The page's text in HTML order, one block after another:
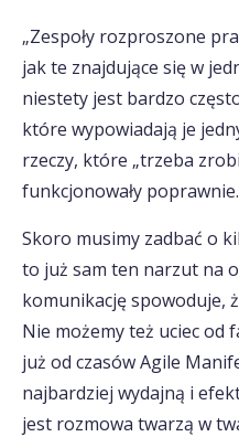
„Zespoły rozproszone
jak te znajdujące się w
niestety jest bardzo
które wypowiadają je
rzeczy, które „trzeba
funkcjonowały poprawnie.
Skoro musimy zadbać o
to już sam ten narzut na
komunikację spowoduje,
Nie możemy też uciec od
już od czasów Agile
najbardziej wydajną i
jest rozmowa twarzą w